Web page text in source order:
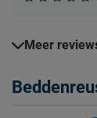
Meer